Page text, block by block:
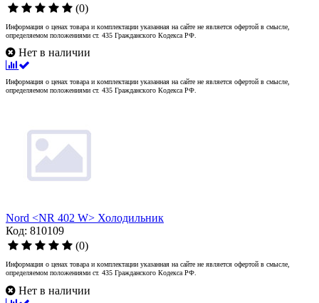
(0)
Информация о ценах товара и комплектации указанная на сайте не является офертой в смысле,
определяемом положениями ст. 435 Гражданского Кодекса РФ.
Нет в наличии
Информация о ценах товара и комплектации указанная на сайте не является офертой в смысле,
определяемом положениями ст. 435 Гражданского Кодекса РФ.
Nord <NR 402 W> Холодильник
Код: 810109
(0)
Информация о ценах товара и комплектации указанная на сайте не является офертой в смысле,
определяемом положениями ст. 435 Гражданского Кодекса РФ.
Нет в наличии